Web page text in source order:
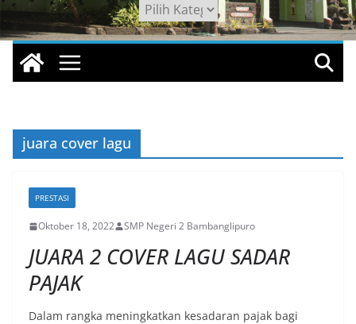
Kategori
juara cover lagu
PRESTASI
Oktober 18, 2022 SMP Negeri 2 Bambanglipuro
JUARA 2 COVER LAGU SADAR
PAJAK
Dalam rangka meningkatkan kesadaran pajak bagi